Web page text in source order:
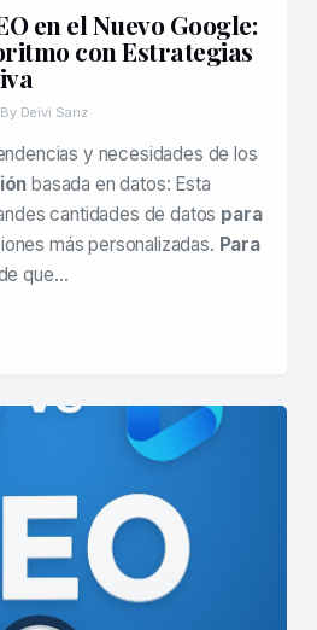
en el Nuevo Google:
con Estrategias
By Deivi Sanz
y necesidades de los
basada en datos: Esta
cantidades de datos para
más personalizadas. Para
que…